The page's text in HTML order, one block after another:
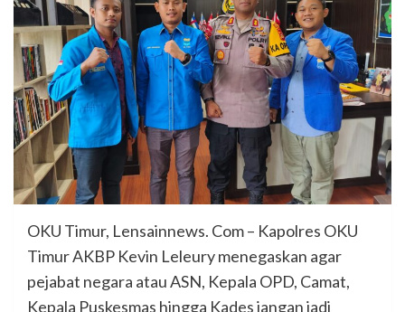
OKU Timur, Lensainnews. Com – Kapolres OKU
Timur AKBP Kevin Leleury menegaskan agar
pejabat negara atau ASN, Kepala OPD, Camat,
Kepala Puskesmas hingga Kades jangan jadi